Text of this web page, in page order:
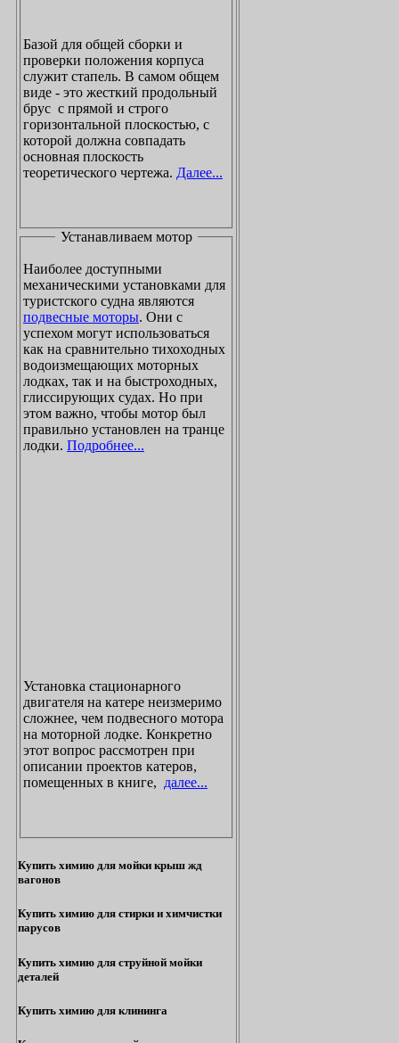
Базой для общей сборки и
проверки положения корпуса
служит стапель. В самом общем
виде - это жесткий продольный
брус с прямой и строго
горизонтальной плоскостью, с
которой должна совпадать
основная плоскость
теоретического чертежа. Далее...
Устанавливаем мотор
Наиболее доступными
механическими установками для
туристского судна являются
подвесные моторы. Они с
успехом могут использоваться
как на сравнительно тихоходных
водоизмещающих моторных
лодках, так и на быстроходных,
глиссирующих судах. Но при
этом важно, чтобы мотор был
правильно установлен на транце
лодки. Подробнее...
Установка стационарного
двигателя на катере неизмеримо
сложнее, чем подвесного мотора
на моторной лодке. Конкретно
этот вопрос рассмотрен при
описании проектов катеров,
помещенных в книге, далее...
Купить химию для мойки крыш жд
вагонов
Купить химию для стирки и химчистки
парусов
Купить химию для струйной мойки
деталей
Купить химию для клининга